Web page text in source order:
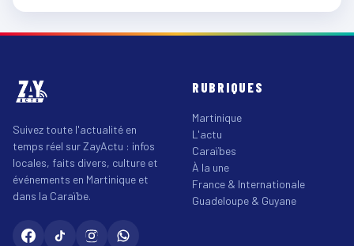
Suivez toute l'actualité en
temps réel sur ZayActu : infos
locales, faits divers, culture et
événements en Martinique et
dans la Caraïbe.
RUBRIQUES
Martinique
L'actu
Caraïbes
À la une
France & Internationale
Guadeloupe & Guyane